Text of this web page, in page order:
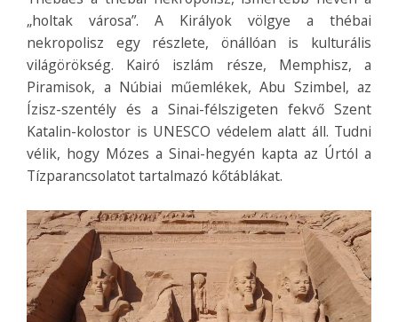
„holtak városa”. A Királyok völgye a thébai
nekropolisz egy részlete, önállóan is kulturális
világörökség. Kairó iszlám része, Memphisz, a
Piramisok, a Núbiai műemlékek, Abu Szimbel, az
Ízisz-szentély és a Sinai-félszigeten fekvő Szent
Katalin-kolostor is UNESCO védelem alatt áll. Tudni
vélik, hogy Mózes a Sinai-hegyén kapta az Úrtól a
Tízparancsolatot tartalmazó kőtáblákat.